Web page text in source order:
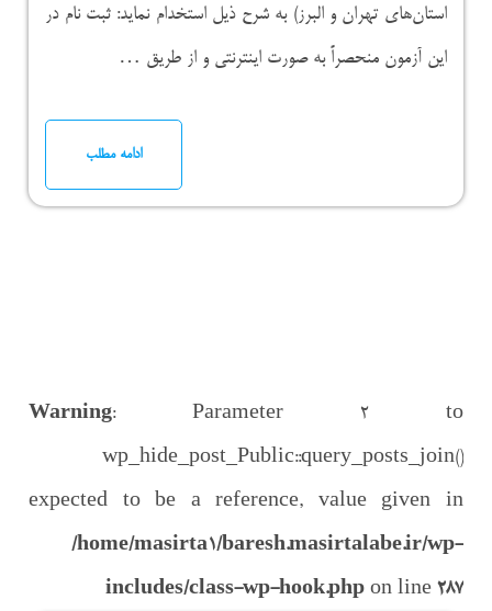
استان‌های تهران و البرز) به شرح ذیل استخدام نماید: ثبت نام در
این آزمون منحصراً به صورت اینترنتی و از طریق …
ادامه مطلب
Warning: Parameter 2 to
wp_hide_post_Public::query_posts_join()
expected to be a reference, value given in
/home/masirta1/baresh.masirtalabe.ir/wp-
includes/class-wp-hook.phpon line 287